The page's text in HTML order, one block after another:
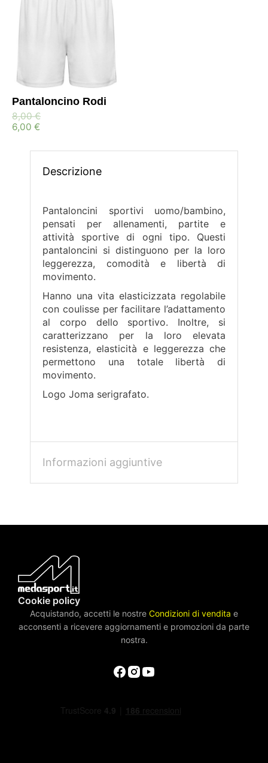
Pantaloncino Rodi
8,00€
6,00 €
Descrizione
Pantaloncini sportivi uomo/bambino,
pensati per allenamenti, partite e
attività sportive di ogni tipo. Questi
pantaloncini si distinguono per la loro
leggerezza, comodità e libertà di
movimento.
Hanno una vita elasticizzata regolabile
con coulisse per facilitare l’adattamento
al corpo dello sportivo. Inoltre, si
caratterizzano per la loro elevata
resistenza, elasticità e leggerezza che
permettono una totale libertà di
movimento.
Logo Joma serigrafato.
Informazioni aggiuntive
Cookie policy
Acquistando, accetti le nostre Condizioni di vendita e
acconsenti a ricevere aggiornamenti e promozioni da parte
nostra.